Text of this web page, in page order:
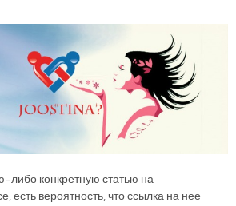
либо конкретную статью на
есть вероятность, что ссылка на нее